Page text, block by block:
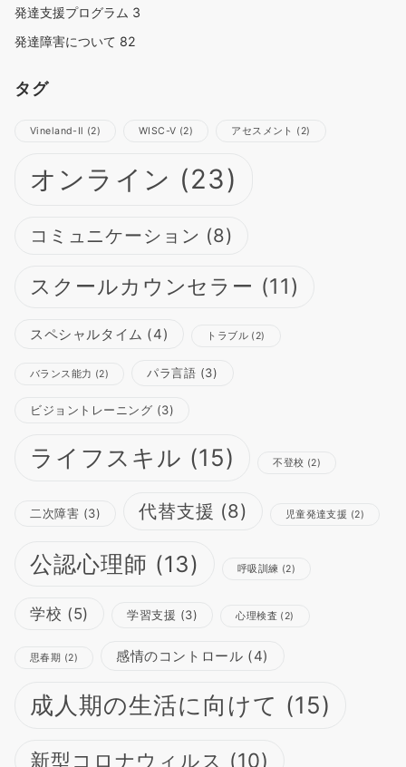
発達支援プログラム 3
発達障害について 82
タグ
Vineland-Ⅱ (2) WISC-Ⅴ (2) アセスメント (2)
オンライン (23)
コミュニケーション (8)
スクールカウンセラー (11)
スペシャルタイム (4) トラブル (2)
バランス能力 (2) パラ言語 (3)
ビジョントレーニング (3)
ライフスキル (15) 不登校 (2)
二次障害 (3) 代替支援 (8) 児童発達支援 (2)
公認心理師 (13) 呼吸訓練 (2)
学校 (5) 学習支援 (3) 心理検査 (2)
思春期 (2) 感情のコントロール (4)
成人期の生活に向けて (15)
新型コロナウィルス (10)